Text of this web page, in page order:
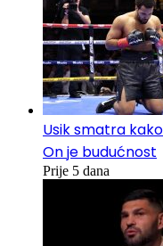
Usik smatra
On je budućnost
Prije 5 dana